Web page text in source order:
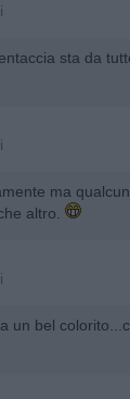
sta da
ma
altro.
un bel